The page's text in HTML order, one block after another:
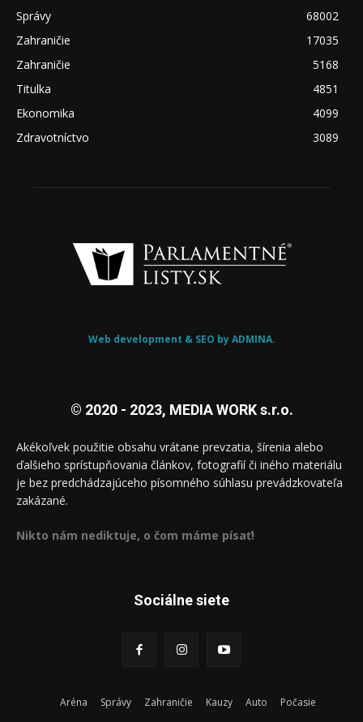
Správy
68002
Zahraničie
17035
Zahraničie
5168
Titulka
4851
Ekonomika
4099
Zdravotníctvo
3089
Web development & SEO by ADMINA.
© 2020 - 2023, MEDIA WORK s.r.o.
Akékoľvek použitie obsahu vrátane prevzatia, šírenia alebo
ďalšieho sprístupňovania článkov, fotografií či iného materiálu
je bez predchádzajúceho písomného súhlasu prevádzkovateľa
zakázané.
Nikto nám nediktuje, o čom máme písať!
Sociálne siete
Aréna Správy Zahraničie Kauzy Auto Počasie